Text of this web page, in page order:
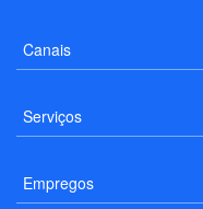
Canais
Serviços
Empregos